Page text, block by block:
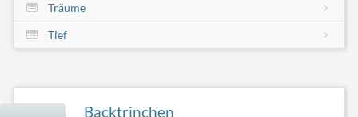
Träume
Tief
Backtrinchen